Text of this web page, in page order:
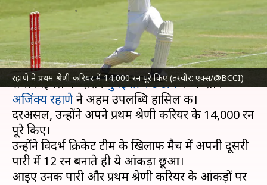
रहाणे ने प्रथम श्रेणी करियर में 14,000 रन पूरे किए (तस्वीर: एक्स/@BCCI)
अंकित पसबोला Feb 20, 2025 05:15 pm
क्या है खबर?
इस समय खेली जा रही रणजी ट्रॉफी 2024-25 के दूसरे
सेमीफाइनल के दौरानमुंबई क्रिकेट टीमके कप्तान
अजिंक्य रहाणेने अहम उपलब्धि हासिल की।
दरअसल, उन्होंने अपने प्रथम श्रेणी करियर के 14,000 रन
पूरे किए।
उन्होंने विदर्भ क्रिकेट टीम के खिलाफ मैच में अपनी दूसरी
पारी में 12 रन बनाते ही ये आंकड़ा छूआ।
आइए उनकी पारी और प्रथम श्रेणी करियर के आंकड़ों पर